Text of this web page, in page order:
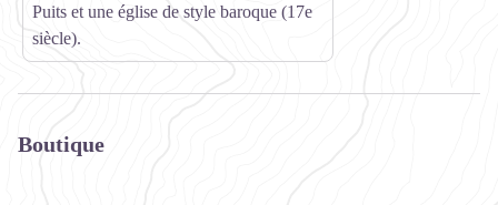
Puits et une église de style baroque (17e
siècle).
Boutique